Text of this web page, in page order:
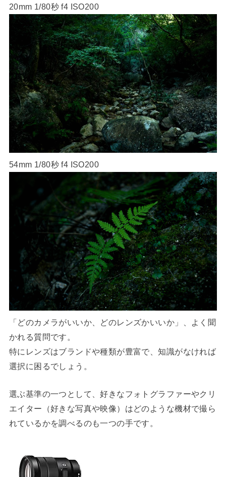
20mm 1/80秒 f4 ISO200
54mm 1/80秒 f4 ISO200
「どのカメラがいいか、どのレンズかいいか」、よく聞
かれる質問です。
特にレンズはブランドや種類が豊富で、知識がなければ
選択に困るでしょう。
選ぶ基準の一つとして、好きなフォトグラファーやクリ
エイター（好きな写真や映像）はどのような機材で撮ら
れているかを調べるのも一つの手です。